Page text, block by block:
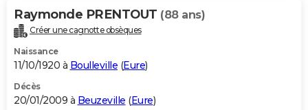
Raymonde PRENTOUT (88 ans)
Créer une cagnotte obsèques
Naissance
11/10/1920 à Boulleville (Eure)
Décès
20/01/2009 à Beuzeville (Eure)